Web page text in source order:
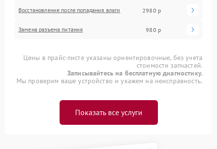
Восстановление после попадания влаги 2980 р
Замена разъема питания 980 р
Цены в прайс-листе указаны ориентировочные, без учета
стоимости запчастей.
Записывайтесь на бесплатную диагностику.
Мы проверим ваше устройство и укажем на неисправность.
Показать все услуги